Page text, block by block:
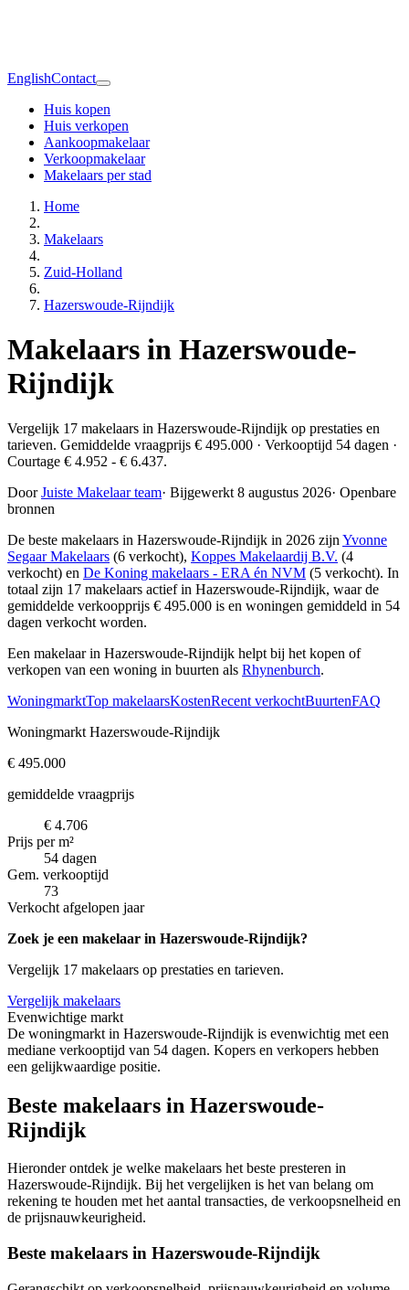
EnglishContact
Huis kopen
Huis verkopen
Aankoopmakelaar
Verkoopmakelaar
Makelaars per stad
Home
Makelaars
Zuid-Holland
Hazerswoude-Rijndijk
Makelaars in Hazerswoude-
Rijndijk
Vergelijk 17 makelaars in Hazerswoude-Rijndijk op prestaties en
tarieven. Gemiddelde vraagprijs € 495.000 · Verkooptijd 54 dagen ·
Courtage € 4.952 - € 6.437.
DoorJuiste Makelaar team· Bijgewerkt 8 augustus 2026· Openbare
bronnen
De beste makelaars in Hazerswoude-Rijndijk in 2026 zijn Yvonne
Segaar Makelaars (6 verkocht), Koppes Makelaardij B.V. (4
verkocht) en De Koning makelaars - ERA én NVM (5 verkocht). In
totaal zijn 17 makelaars actief in Hazerswoude-Rijndijk, waar de
gemiddelde verkoopprijs € 495.000 is en woningen gemiddeld in 54
dagen verkocht worden.
Een makelaar in Hazerswoude-Rijndijk helpt bij het kopen of
verkopen van een woning in buurten als Rhynenburch.
WoningmarktTop makelaarsKostenRecent verkochtBuurtenFAQ
Woningmarkt Hazerswoude-Rijndijk
€ 495.000
gemiddelde vraagprijs
€ 4.706
Prijs per m²
54 dagen
Gem. verkooptijd
73
Verkocht afgelopen jaar
Zoek je een makelaar in Hazerswoude-Rijndijk?
Vergelijk 17 makelaars op prestaties en tarieven.
Vergelijk makelaars
Evenwichtige markt
De woningmarkt in Hazerswoude-Rijndijk is evenwichtig met een
mediane verkooptijd van 54 dagen. Kopers en verkopers hebben
een gelijkwaardige positie.
Beste makelaars in Hazerswoude-
Rijndijk
Hieronder ontdek je welke makelaars het beste presteren in
Hazerswoude-Rijndijk. Bij het vergelijken is het van belang om
rekening te houden met het aantal transacties, de verkoopsnelheid en
de prijsnauwkeurigheid.
Beste makelaars in Hazerswoude-Rijndijk